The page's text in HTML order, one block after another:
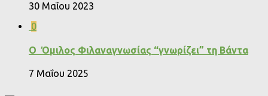
30 Μαΐου 2023
0
Ο Όμιλος Φιλαναγνωσίας “γνωρίζει” τη Βάντα
7 Μαΐου 2025